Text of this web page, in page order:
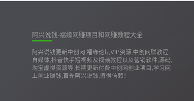
阿兴说钱-福缘网赚项目和网赚教程大全
阿兴说钱更新中创网,福缘论坛VIP资源,中创网赚教程,
自媒体,抖音快手短视频及视频教程以及营销软件,源码,
淘宝虚拟资源等,长期更新付费中创网创业项目,学习网
上创业赚钱,首先阿兴说钱,值得信赖！